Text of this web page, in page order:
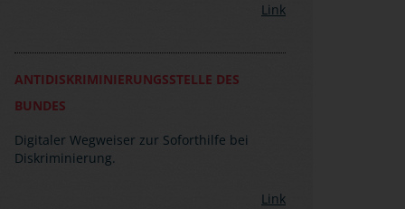
Link
ANTIDISKRIMINIERUNGSSTELLE DES
BUNDES
Digitaler Wegweiser zur Soforthilfe bei
Diskriminierung.
Link